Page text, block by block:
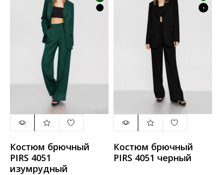
Костюм брючный
PIRS 4051
изумрудный
Костюм брючный
PIRS 4051 черный